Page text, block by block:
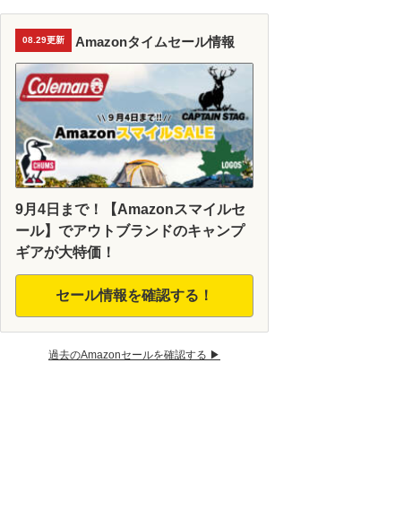
08.29更新 Amazonタイムセール情報
9月4日まで！【Amazonスマイルセ
ール】でアウトブランドのキャンプ
ギアが大特価！
セール情報を確認する！
過去のAmazonセールを確認する ▶︎